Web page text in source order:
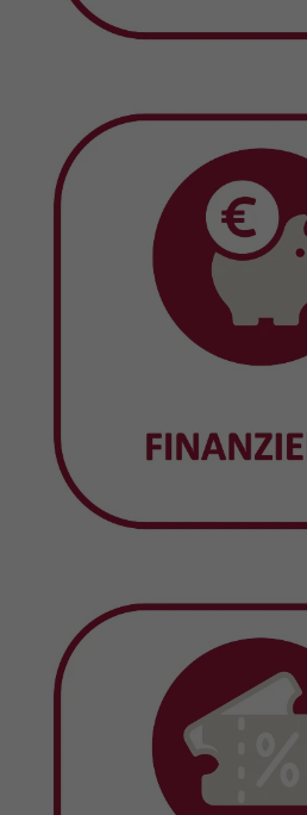
Bestandteil der
unsere
ausbauen“, erläutert
Zudem soll das A-
Zusammenhalt unter
Auszubildenden
Kompetenz
vermitteln und das
zeigt, dass man uns
schenkt“, freut sich
wollen ja nicht nur eine
Ausbildung